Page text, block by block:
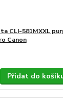
CLI-581MXXL
Canon
Přidat do